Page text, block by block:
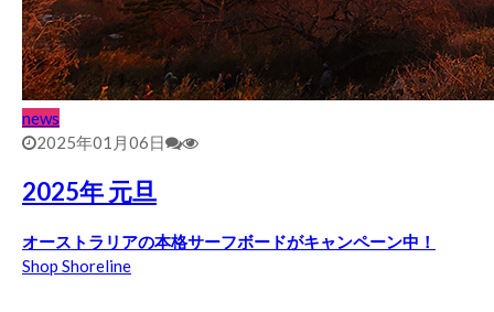
news
2025年01月06日
2025年 元旦
オーストラリアの本格サーフボードがキャンペーン中！
Shop Shoreline